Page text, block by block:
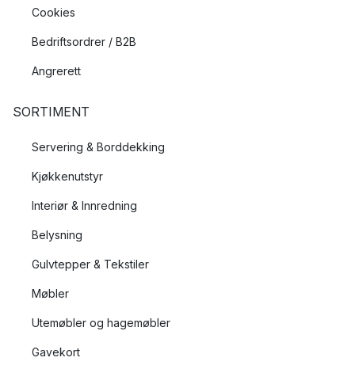
Cookies
Bedriftsordrer / B2B
Angrerett
SORTIMENT
Servering & Borddekking
Kjøkkenutstyr
Interiør & Innredning
Belysning
Gulvtepper & Tekstiler
Møbler
Utemøbler og hagemøbler
Gavekort